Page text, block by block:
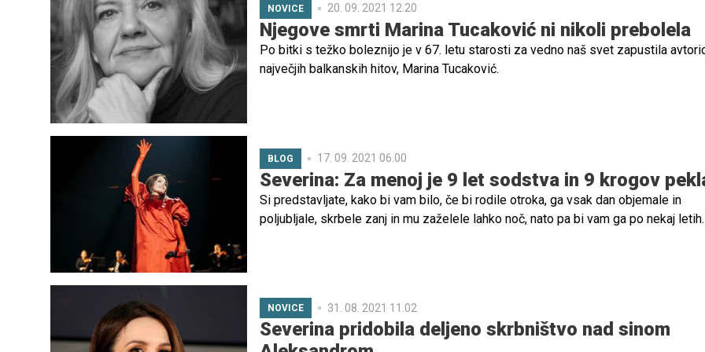
NOVICE 20. 09. 2021 12.20
Njegove smrti Marina Tucaković ni nikoli prebolela
Po bitki s težko boleznijo je v 67. letu starosti za vedno naš svet zapustila
največjih balkanskih hitov, Marina Tucaković.
BLOG 17. 09. 2021 06.00
Severina: Za menoj je 9 let sodstva in 9 krogov
Si predstavljate, kako bi vam bilo, če bi rodile otroka, ga vsak dan objemale in
poljubljale, skrbele zanj in mu zaželele lahko noč, nato pa bi vam ga po nekaj letih
NOVICE 31. 08. 2021 11.02
Severina pridobila deljeno skrbništvo nad sinom